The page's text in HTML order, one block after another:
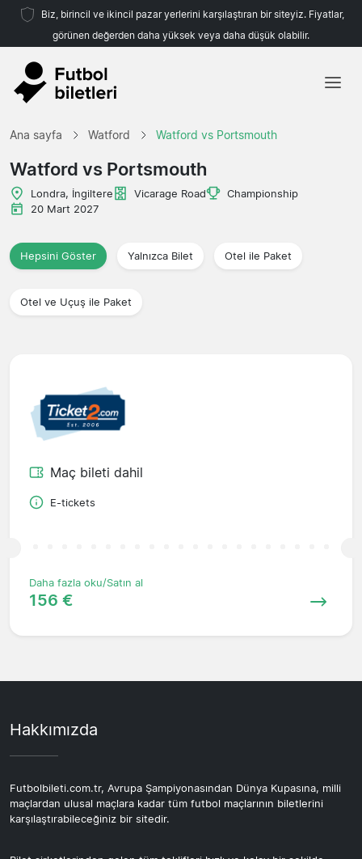
Biz, birincil ve ikincil pazar yerlerini karşılaştıran bir siteyiz. Fiyatlar,
görünen değerden daha yüksek veya daha düşük olabilir.
Ana sayfa Watford Watford vs Portsmouth
Watford vs Portsmouth
Londra, İngiltere Vicarage Road
Championship
20 Mart 2027
Hepsini Göster Yalnızca Bilet Otel ile Paket
Otel ve Uçuş ile Paket
Maç bileti dahil
E-tickets
Daha fazla oku/Satın al
156 €
Hakkımızda
Futbolbileti.com.tr, Avrupa Şampiyonasından Dünya Kupasına, milli
maçlardan ulusal maçlara kadar tüm futbol maçlarının biletlerini
karşılaştırabileceğiniz bir sitedir.